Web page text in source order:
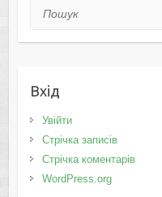
Пошук
Вхід
Увійти
Стрічка записів
Стрічка коментарів
WordPress.org